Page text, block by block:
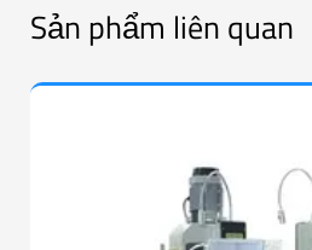
Sản phẩm liên quan